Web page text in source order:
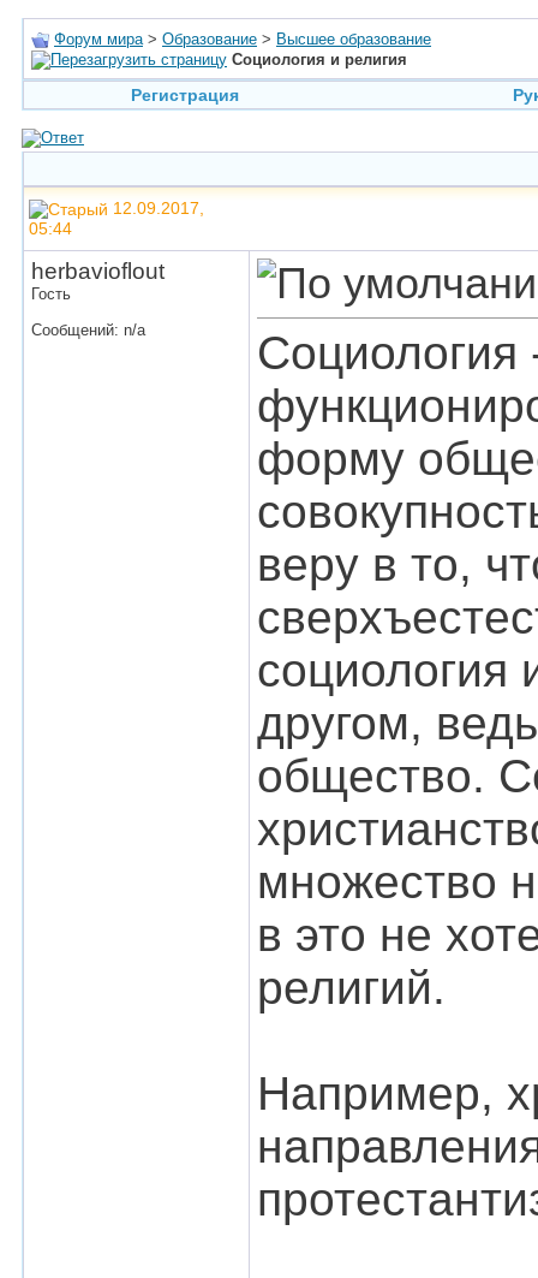
Форум мира > Образование > Высшее образование
Социология и религия
Регистрация
12.09.2017,
05:44
herbavioflout
Гость
Сообщений: n/a
Социология
форму
веру в то,
социология
другом,
общество.
множество
в это не
религий.
Например,